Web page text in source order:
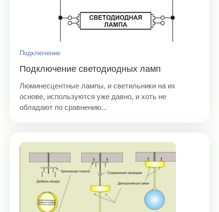
Подключение
Подключение светодиодных ламп
Люминесцентные лампы, и светильники на их
основе, используются уже давно, и хоть не
обладают по сравнению...